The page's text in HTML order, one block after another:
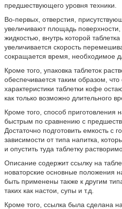
предшествующего уровня техники.
Во-первых, отверстия,
увеличивают площадь
жидкостью, внутрь которой
увеличивается скорость
сокращается время, необходимое
Кроме того, упаковка таблеток
обеспечивается таким образом, что
характеристики таблетки кофе
как только возможно длительного
Кроме того, способ приготовления
быстрым по сравнению с
Достаточно подготовить емкость с
зависимости от типа напитка,
и опустить туда таблетку
Описание содержит ссылку на
новаторские основные положения
быть применены также к другим
таких как настои, супы и т.д.
Кроме того, ссылка была сделана